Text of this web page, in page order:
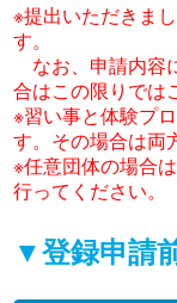
※提出いただきま
す。
なお、申請内容
合はこの限りでは
※習い事と体験プ
す。その場合は両
※任意団体の場合
行ってください。
▼登録申請